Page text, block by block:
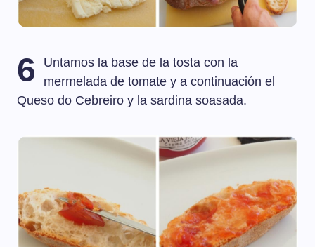
6
Untamos la base de la tosta con la
mermelada de tomate y a continuación el
Queso do Cebreiro y la sardina soasada.